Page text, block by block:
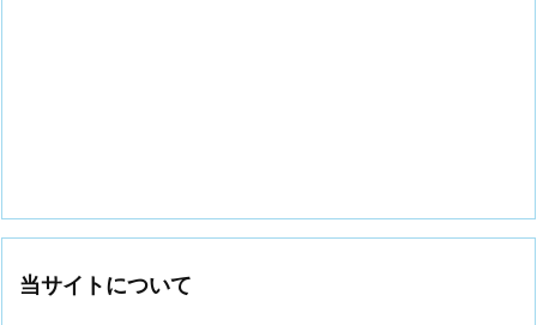
当サイトについて